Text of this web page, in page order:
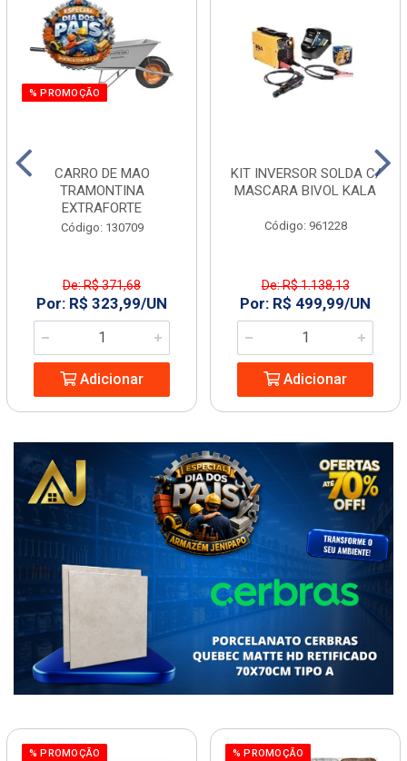
% PROMOÇÃO
CARRO DE MAO
TRAMONTINA
EXTRAFORTE
Código: 130709
De: R$ 371,68
Por: R$ 323,99/UN
Adicionar
KIT INVERSOR SOLDA C/
MASCARA BIVOL KALA
Código: 961228
De: R$ 1.138,13
Por: R$ 499,99/UN
Adicionar
% PROMOÇÃO % PROMOÇÃO